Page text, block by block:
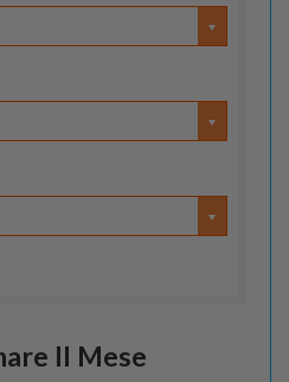
Il Mese